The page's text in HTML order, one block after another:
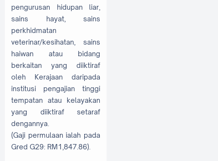
pengurusan hidupan liar,
sains hayat, sains
perkhidmatan
veterinar/kesihatan, sains
haiwan atau bidang
berkaitan yang diiktiraf
oleh Kerajaan daripada
institusi pengajian tinggi
tempatan atau kelayakan
yang diiktiraf setaraf
dengannya.
(Gaji permulaan ialah pada
Gred G29: RM1,847.86).